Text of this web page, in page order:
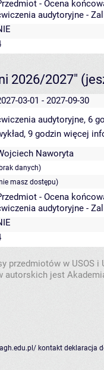
- Ocena
audytoryjne -
2026/2027"
03-01 - 2027-09-30
audytoryjne, 6
9 godzin więcej
Naworyta
danych)
masz dostępu)
- Ocena
audytoryjne -
przedmiotów w USOS
autorskich jest
kontakt deklaracja